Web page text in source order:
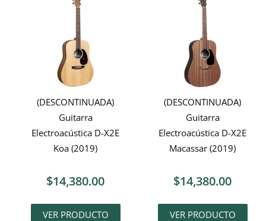
(DESCONTINUADA)
Guitarra
Electroacústica D-X2E
Koa (2019)
$14,380.00
VER PRODUCTO
(DESCONTINUADA)
Guitarra
Electroacústica D-X2E
Macassar (2019)
$14,380.00
VER PRODUCTO